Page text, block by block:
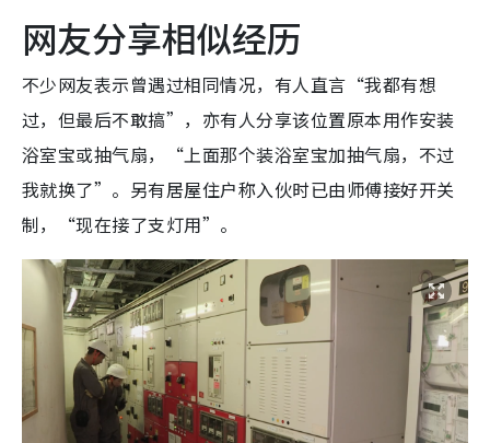
网友分享相似经历
不少网友表示曾遇过相同情况，有人直言“我都有想
过，但最后不敢搞”，亦有人分享该位置原本用作安装
浴室宝或抽气扇，“上面那个装浴室宝加抽气扇，不过
我就换了”。另有居屋住户称入伙时已由师傅接好开关
制，“现在接了支灯用”。